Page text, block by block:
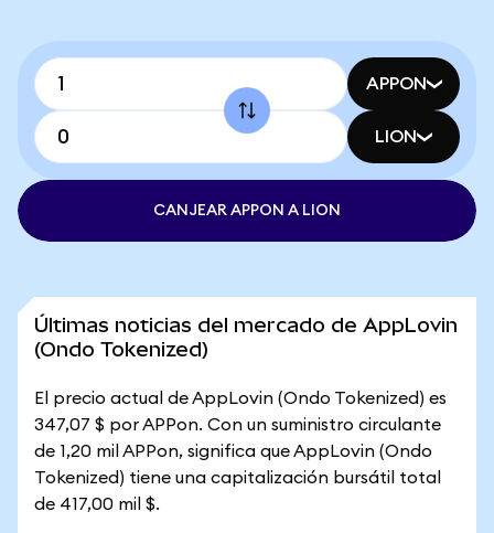
APPON
LION
CANJEAR APPON A LION
Últimas noticias del mercado de AppLovin
(Ondo Tokenized)
El precio actual de AppLovin (Ondo Tokenized) es
347,07 $ por APPon. Con un suministro circulante
de 1,20 mil APPon, significa que AppLovin (Ondo
Tokenized) tiene una capitalización bursátil total
de 417,00 mil $.